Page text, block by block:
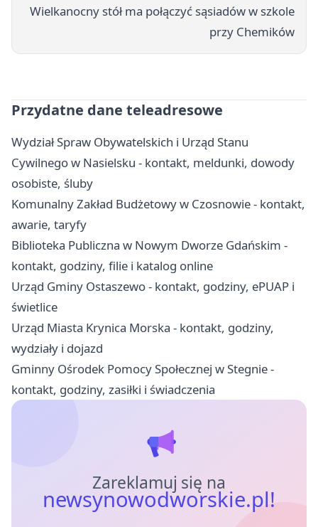
Wielkanocny stół ma połączyć sąsiadów w szkole
przy Chemików
Przydatne dane teleadresowe
Wydział Spraw Obywatelskich i Urząd Stanu
Cywilnego w Nasielsku - kontakt, meldunki, dowody
osobiste, śluby
Komunalny Zakład Budżetowy w Czosnowie - kontakt,
awarie, taryfy
Biblioteka Publiczna w Nowym Dworze Gdańskim -
kontakt, godziny, filie i katalog online
Urząd Gminy Ostaszewo - kontakt, godziny, ePUAP i
świetlice
Urząd Miasta Krynica Morska - kontakt, godziny,
wydziały i dojazd
Gminny Ośrodek Pomocy Społecznej w Stegnie -
kontakt, godziny, zasiłki i świadczenia
Zareklamuj się na
newsynowodworskie.pl!